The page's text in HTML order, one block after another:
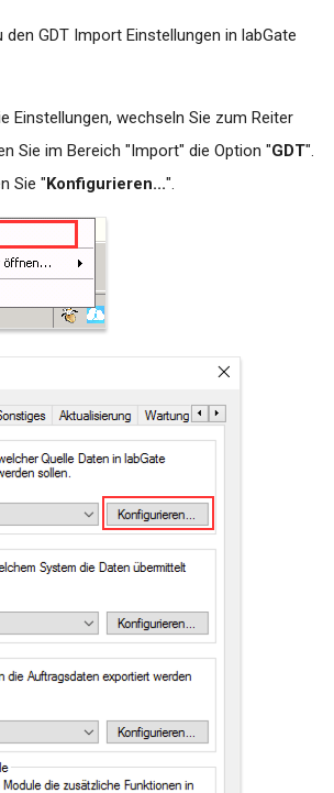
GDT Import Einstellungen in labGate
Einstellungen, wechseln Sie zum Reiter
Sie im Bereich "Import" die Option "GDT".
Sie "Konfigurieren...".